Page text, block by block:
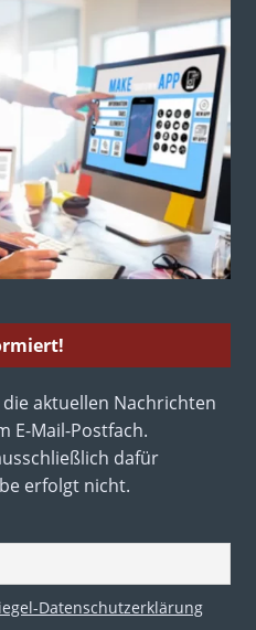
aktuellen Nachrichten
E-Mail-Postfach.
dafür
erfolgt nicht.
Datenschutzerklärung